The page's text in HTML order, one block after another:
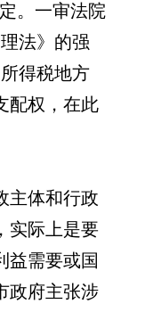
。一审法院
法》的强
得税地方
配权，在此
主体和行政
实际上是要
益需要或国
政府主张涉